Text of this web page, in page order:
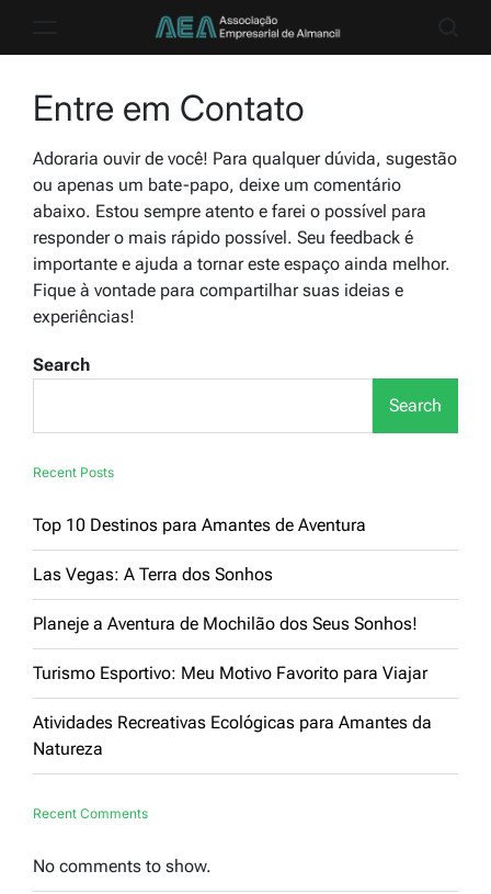
aea.pt
Entre em Contato
Adoraria ouvir de você! Para qualquer dúvida, sugestão
ou apenas um bate-papo, deixe um comentário
abaixo. Estou sempre atento e farei o possível para
responder o mais rápido possível. Seu feedback é
importante e ajuda a tornar este espaço ainda melhor.
Fique à vontade para compartilhar suas ideias e
experiências!
Search
Search
Recent Posts
Top 10 Destinos para Amantes de Aventura
Las Vegas: A Terra dos Sonhos
Planeje a Aventura de Mochilão dos Seus Sonhos!
Turismo Esportivo: Meu Motivo Favorito para Viajar
Atividades Recreativas Ecológicas para Amantes da
Natureza
Recent Comments
No comments to show.